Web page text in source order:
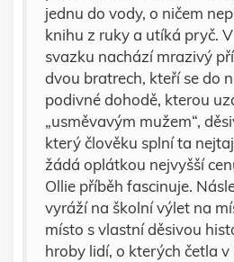
jednu do vody, o ničem
knihu z ruky a utíká pryč.
svazku nachází mrazivý
dvou bratrech, kteří se do
podivné dohodě, kterou
„usměvavým mužem“,
který člověku splní ta
žádá oplátkou nejvyšší
Ollie příběh fascinuje.
vyráží na školní výlet na
místo s vlastní děsivou
hroby lidí, o kterých četla v